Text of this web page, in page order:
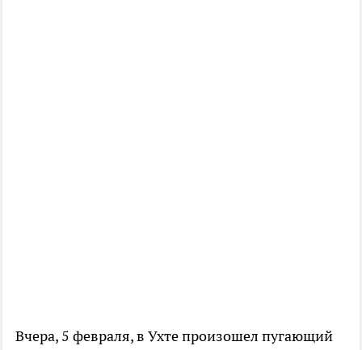
Вчера, 5 февраля, в Ухте произошел пугающий